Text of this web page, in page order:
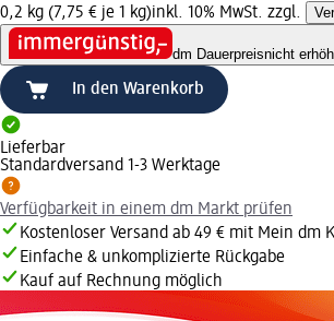
0,2 kg (7,75 € je 1 kg)inkl. 10% MwSt. zzgl.
dm Dauerpreisnicht
In den Warenkorb
Lieferbar
Standardversand 1-3 Werktage
Verfügbarkeit in einem dm Markt prüfen
Kostenloser Versand ab 49 € mit Mein dm
Einfache & unkomplizierte Rückgabe
Kauf auf Rechnung möglich